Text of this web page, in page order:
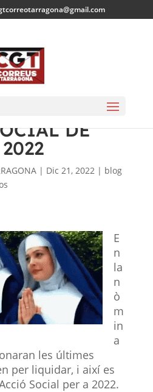
DE
DE
| Dic 21, 2022| blog
E
n
la
n
ò
m
in
a
les últimes
per liquidar, i així es
Social per a 2022.